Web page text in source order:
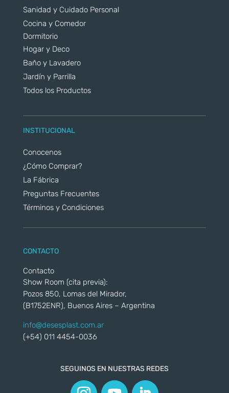
Sanidad y Cuidado Personal
Cocina y Comedor
Dormitorio
Hogar y Deco
Baño y Lavadero
Jardín y Parrilla
Todos los Productos
INSTITUCIONAL
Conocenos
¿Cómo Comprar?
La Fábrica
Preguntas Frecuentes
Términos y Condiciones
CONTACTO
Contacto
Show Room (cita previa):
Pozos 850, Lomas del Mirador,
(B1752ENR), Buenos Aires – Argentina
info@desesplast.com.ar
(+54) 011 4454-0036
SEGUINOS EN NUESTRAS REDES